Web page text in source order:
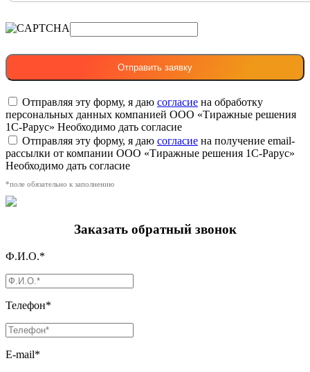
Отправляя эту форму, я даю согласие на обработку
персональных данных компанией ООО «Тиражные решения
1С-Рарус» Необходимо дать согласие
Отправляя эту форму, я даю согласие на получение email-
рассылки от компании ООО «Тиражные решения 1С-Рарус»
Необходимо дать согласие
*поле обязательно к заполнению
Заказать обратный звонок
Ф.И.О.*
Телефон*
E-mail*